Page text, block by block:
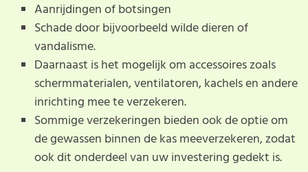
Aanrijdingen of botsingen
Schade door bijvoorbeeld wilde dieren of
vandalisme.
Daarnaast is het mogelijk om accessoires zoals
schermmaterialen, ventilatoren, kachels en andere
inrichting mee te verzekeren.
Sommige verzekeringen bieden ook de optie om
de gewassen binnen de kas meeverzekeren, zodat
ook dit onderdeel van uw investering gedekt is.